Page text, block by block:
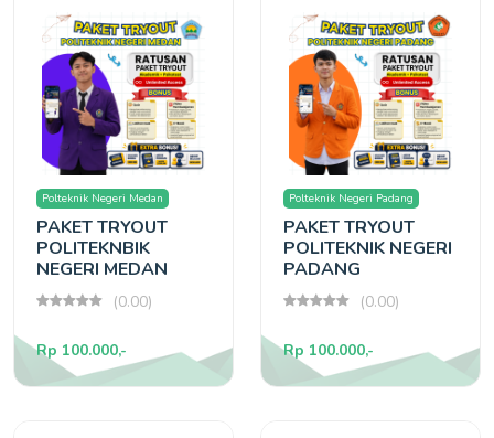
Polteknik Negeri Medan
PAKET TRYOUT
POLITEKNBIK
NEGERI MEDAN
(0.00)
Rp 100.000,-
Polteknik Negeri Padang
PAKET TRYOUT
POLITEKNIK NEGERI
PADANG
(0.00)
Rp 100.000,-